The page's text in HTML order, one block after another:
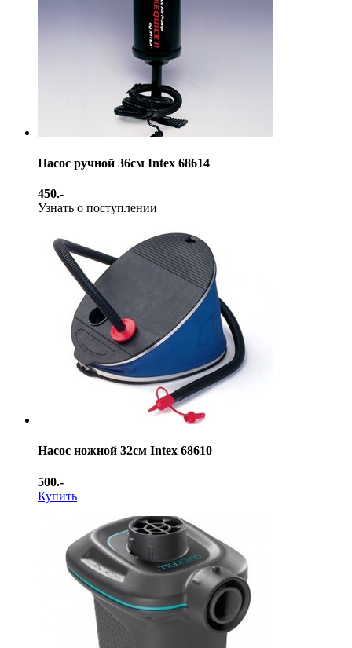
Насос ручной 36см Intex 68614
450.-
Узнать о поступлении
Насос ножной 32см Intex 68610
500.-
Купить